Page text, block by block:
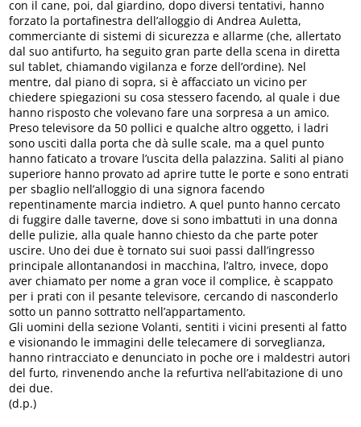
con il cane, poi, dal giardino, dopo diversi tentativi, hanno
forzato la portafinestra dell’alloggio di Andrea Auletta,
commerciante di sistemi di sicurezza e allarme (che, allertato
dal suo antifurto, ha seguito gran parte della scena in diretta
sul tablet, chiamando vigilanza e forze dell’ordine). Nel
mentre, dal piano di sopra, si è affacciato un vicino per
chiedere spiegazioni su cosa stessero facendo, al quale i due
hanno risposto che volevano fare una sorpresa a un amico.
Preso televisore da 50 pollici e qualche altro oggetto, i ladri
sono usciti dalla porta che dà sulle scale, ma a quel punto
hanno faticato a trovare l’uscita della palazzina. Saliti al piano
superiore hanno provato ad aprire tutte le porte e sono entrati
per sbaglio nell’alloggio di una signora facendo
repentinamente marcia indietro. A quel punto hanno cercato
di fuggire dalle taverne, dove si sono imbattuti in una donna
delle pulizie, alla quale hanno chiesto da che parte poter
uscire. Uno dei due è tornato sui suoi passi dall’ingresso
principale allontanandosi in macchina, l’altro, invece, dopo
aver chiamato per nome a gran voce il complice, è scappato
per i prati con il pesante televisore, cercando di nasconderlo
sotto un panno sottratto nell’appartamento.
Gli uomini della sezione Volanti, sentiti i vicini presenti al fatto
e visionando le immagini delle telecamere di sorveglianza,
hanno rintracciato e denunciato in poche ore i maldestri autori
del furto, rinvenendo anche la refurtiva nell’abitazione di uno
dei due.
(d.p.)